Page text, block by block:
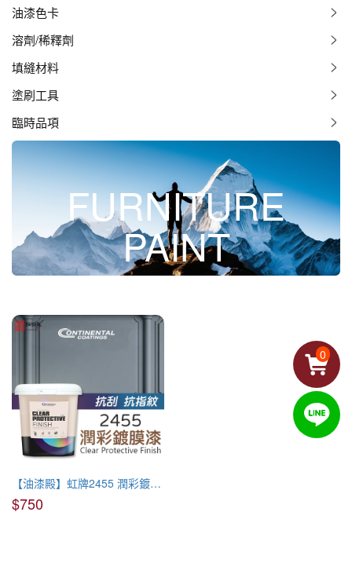
油漆色卡
溶劑/稀釋劑
填縫材料
塗刷工具
臨時品項
FURNITURE
PAINT
【油漆殿】虹牌2455 潤彩鍍膜漆(1公升裝)
$750
0